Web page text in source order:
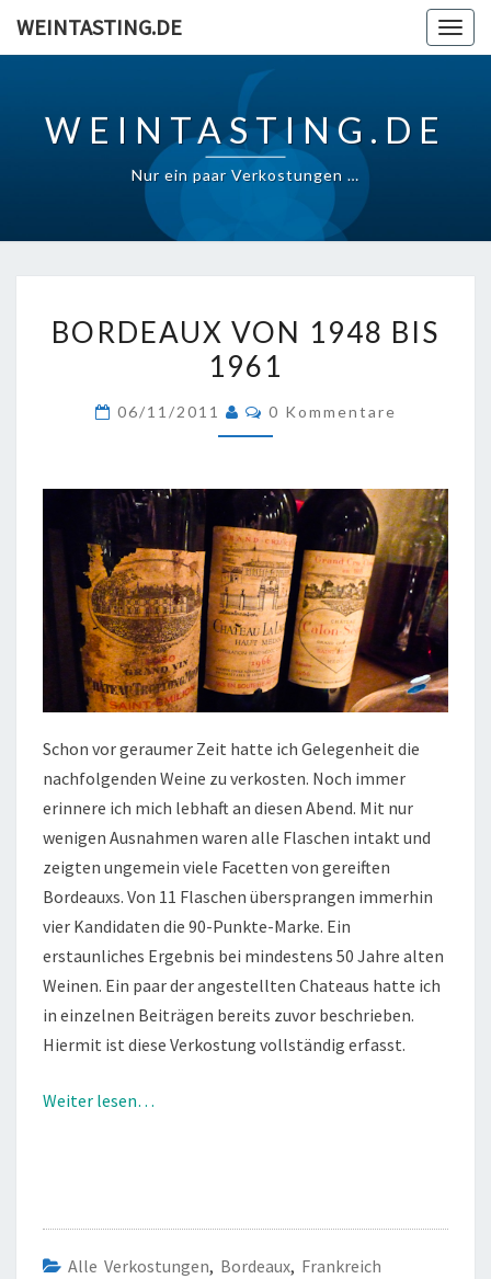
WEINTASTING.DE
WEINTASTING.DE
Nur ein paar Verkostungen …
VON
1948
1961
BORDEAUX VON 1948 BIS
1961
06/11/2011 Kommentare
0 Kommentare
Schon vor geraumer Zeit hatte ich Gelegenheit die
nachfolgenden Weine zu verkosten. Noch immer
erinnere ich mich lebhaft an diesen Abend. Mit nur
wenigen Ausnahmen waren alle Flaschen intakt und
zeigten ungemein viele Facetten von gereiften
Bordeauxs. Von 11 Flaschen übersprangen immerhin
vier Kandidaten die 90-Punkte-Marke. Ein
erstaunliches Ergebnis bei mindestens 50 Jahre alten
Weinen. Ein paar der angestellten Chateaus hatte ich
in einzelnen Beiträgen bereits zuvor beschrieben.
Hiermit ist diese Verkostung vollständig erfasst.
Weiter lesen…
Alle Verkostungen, Bordeaux, Frankreich